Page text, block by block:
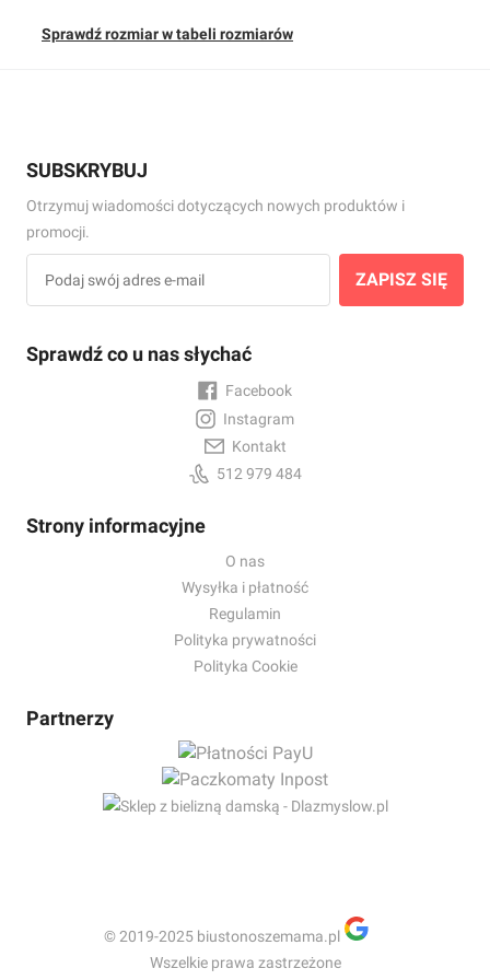
Sprawdź rozmiar w tabeli rozmiarów
Sprawdź co u nas słychać
Facebook
Instagram
Kontakt
512 979 484
Strony informacyjne
O nas
Wysyłka i płatność
Regulamin
Polityka prywatności
Polityka Cookie
Partnerzy
SUBSKRYBUJ
Otrzymuj wiadomości dotyczących nowych produktów i
promocji.
ZAPISZ SIĘ
© 2019-2025 biustonoszemama.pl
Wszelkie prawa zastrzeżone